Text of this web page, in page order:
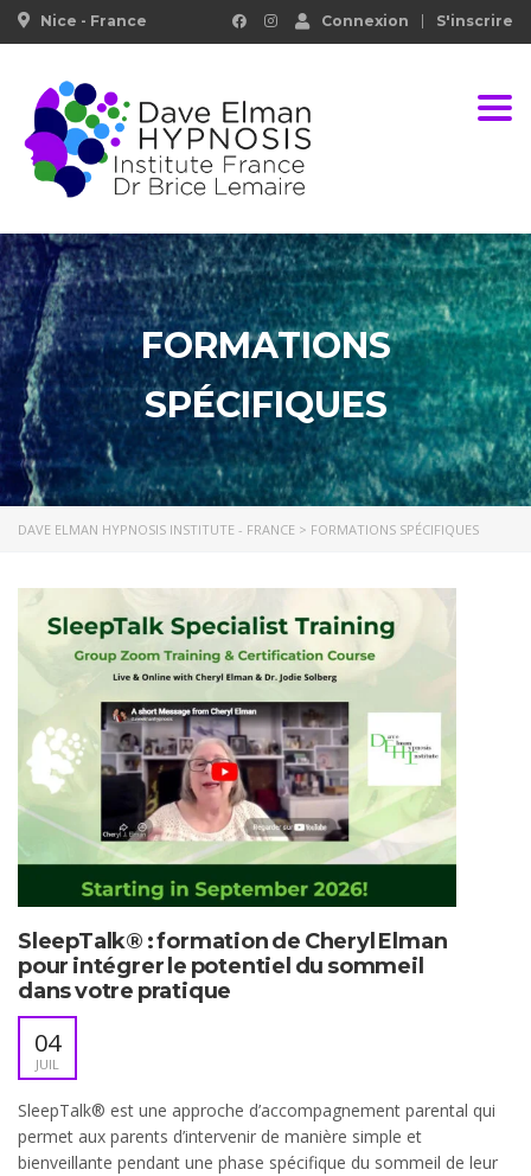
Connexion S'inscrire
Nice - France
FORMATIONS
SPÉCIFIQUES
DAVE ELMAN HYPNOSIS INSTITUTE - FRANCE > FORMATIONS SPÉCIFIQUES
SleepTalk® : formation de Cheryl Elman
pour intégrer le potentiel du sommeil
dans votre pratique
04
JUIL
SleepTalk® est une approche d’accompagnement parental qui
permet aux parents d’intervenir de manière simple et
bienveillante pendant une phase spécifique du sommeil de leur